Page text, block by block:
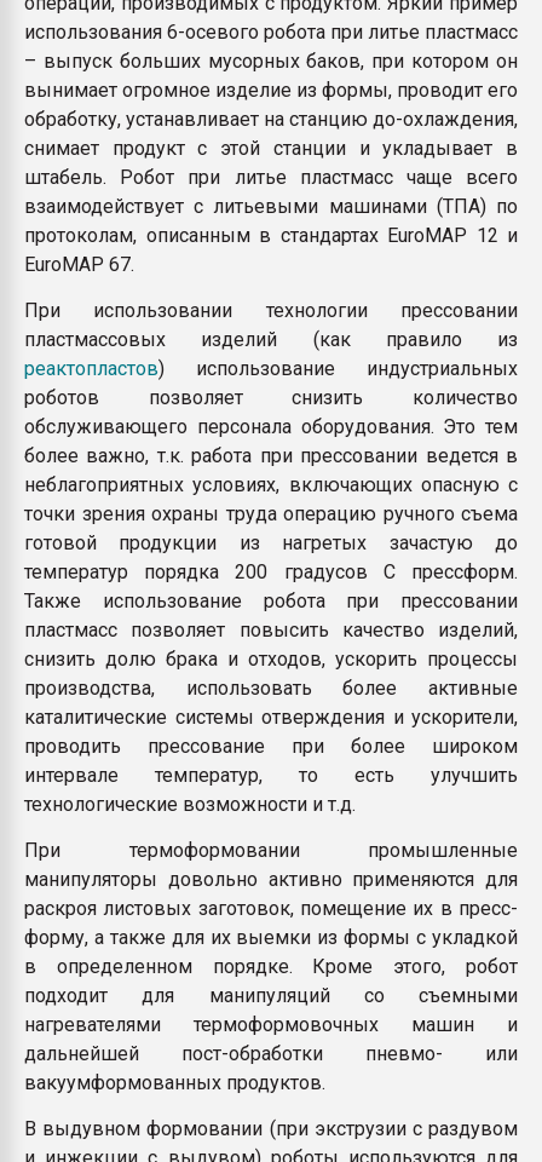
использования 6-осевого робота при литье пластмасс
– выпуск больших мусорных баков, при котором он
вынимает огромное изделие из формы, проводит его
обработку, устанавливает на станцию до-охлаждения,
снимает продукт с этой станции и укладывает в
штабель. Робот при литье пластмасс чаще всего
взаимодействует с литьевыми машинами (ТПА) по
протоколам, описанным в стандартах EuroMAP 12 и
EuroMAP 67.
При использовании технологии прессовании
пластмассовых изделий (как правило из
реактопластов) использование индустриальных
роботов позволяет снизить количество
обслуживающего персонала оборудования. Это тем
более важно, т.к. работа при прессовании ведется в
неблагоприятных условиях, включающих опасную с
точки зрения охраны труда операцию ручного съема
готовой продукции из нагретых зачастую до
температур порядка 200 градусов С прессформ.
Также использование робота при прессовании
пластмасс позволяет повысить качество изделий,
снизить долю брака и отходов, ускорить процессы
производства, использовать более активные
каталитические системы отверждения и ускорители,
проводить прессование при более широком
интервале температур, то есть улучшить
технологические возможности и т.д.
При термоформовании промышленные
манипуляторы довольно активно применяются для
раскроя листовых заготовок, помещение их в пресс-
форму, а также для их выемки из формы с укладкой
в определенном порядке. Кроме этого, робот
подходит для манипуляций со съемными
нагревателями термоформовочных машин и
дальнейшей пост-обработки пневмо- или
вакуумформованных продуктов.
В выдувном формовании (при экструзии с раздувом